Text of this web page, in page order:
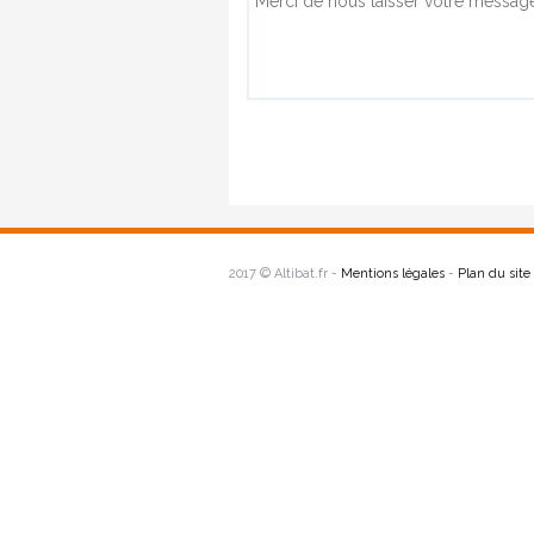
2017 © Altibat.fr - Mentions légales - Plan du site